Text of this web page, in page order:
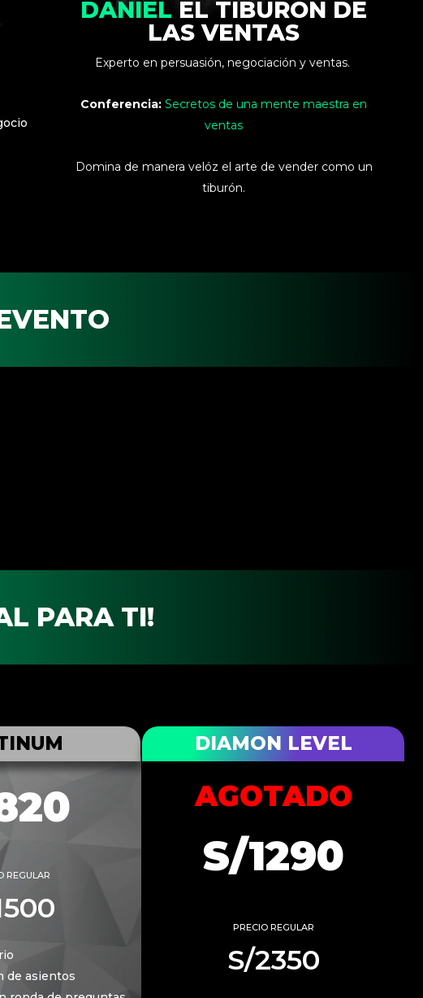
DANIEL EL TIBURÓN DE
LAS VENTAS
Experto en persuasión, negociación y ventas.
Conferencia: Secretos de una mente maestra en
ventas
Domina de manera velóz el arte de vender como un
tiburón.
PARA TI!
REGULAR
de asientos
DIAMON LEVEL
AGOTADO
S/1290
PRECIO REGULAR
S/2350